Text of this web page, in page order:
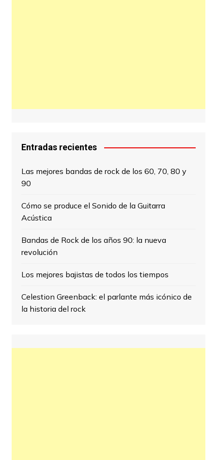
Entradas recientes
Las mejores bandas de rock de los 60, 70, 80 y
90
Cómo se produce el Sonido de la Guitarra
Acústica
Bandas de Rock de los años 90: la nueva
revolución
Los mejores bajistas de todos los tiempos
Celestion Greenback: el parlante más icónico de
la historia del rock